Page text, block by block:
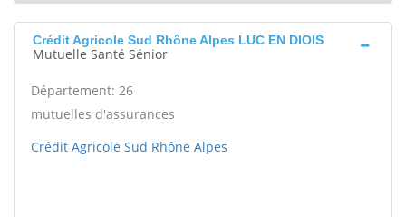
Crédit Agricole Sud Rhône Alpes LUC EN DIOIS
Mutuelle Santé Sénior
Département: 26
mutuelles d'assurances
Crédit Agricole Sud Rhône Alpes